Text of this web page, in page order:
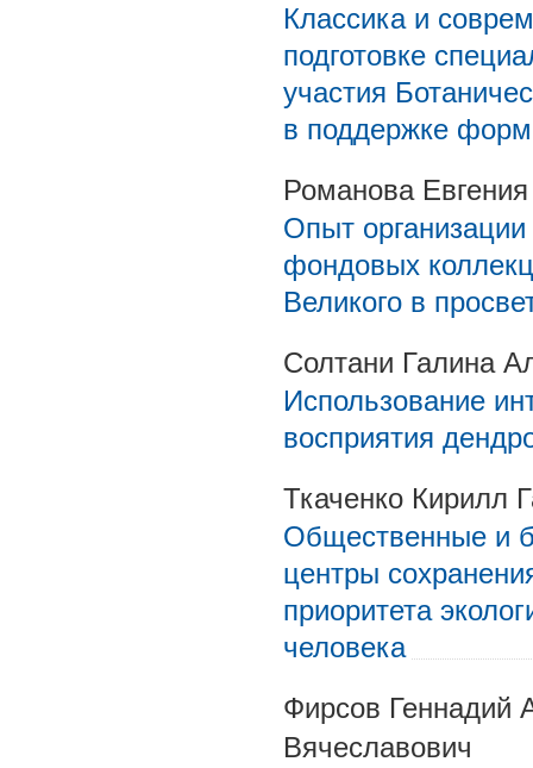
Классика и
подготовке
участия
в поддержке
Романова
Опыт
фондовых
Великого в
Солтани Галина
Использование
восприятия
Ткаченко Кирилл
Общественные и
центры
приоритета
человека
Фирсов Геннадий
Вячеславович